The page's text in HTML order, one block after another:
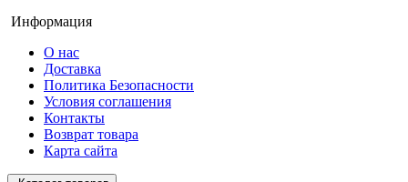
Информация
О нас
Доставка
Политика Безопасности
Условия соглашения
Контакты
Возврат товара
Карта сайта